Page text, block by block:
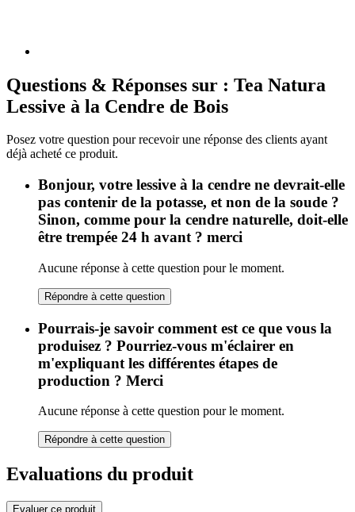
Questions & Réponses sur : Tea Natura
Lessive à la Cendre de Bois
Posez votre question pour recevoir une réponse des clients ayant
déjà acheté ce produit.
Bonjour, votre lessive à la cendre ne devrait-elle
pas contenir de la potasse, et non de la soude ?
Sinon, comme pour la cendre naturelle, doit-elle
être trempée 24 h avant ? merci
Aucune réponse à cette question pour le moment.
Répondre à cette question
Pourrais-je savoir comment est ce que vous la
produisez ? Pourriez-vous m'éclairer en
m'expliquant les différentes étapes de
production ? Merci
Aucune réponse à cette question pour le moment.
Répondre à cette question
Evaluations du produit
Evaluer ce produit